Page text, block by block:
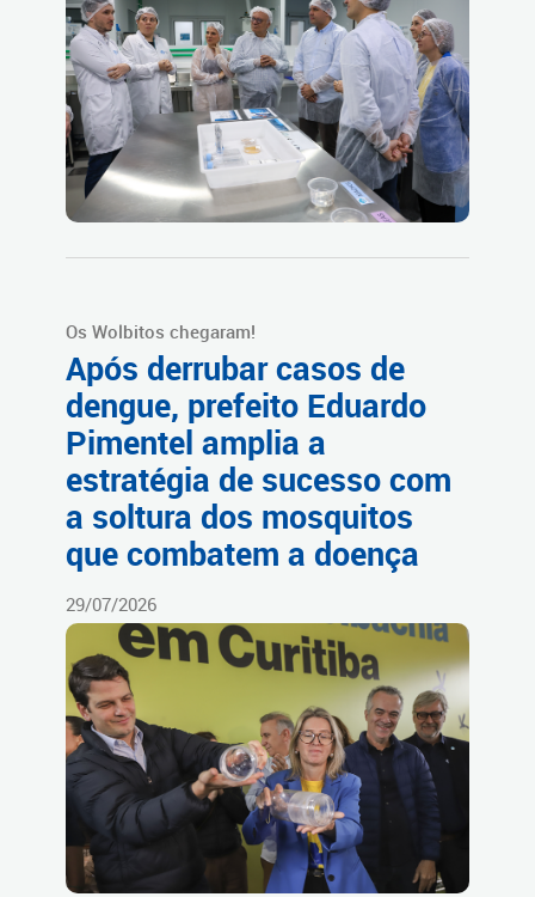
Os Wolbitos chegaram!
Após derrubar casos de
dengue, prefeito Eduardo
Pimentel amplia a
estratégia de sucesso com
a soltura dos mosquitos
que combatem a doença
29/07/2026